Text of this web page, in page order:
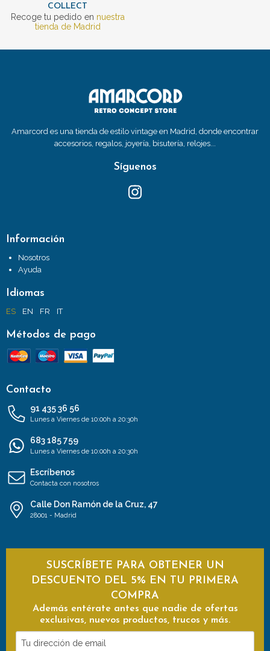
COLLECT
Recoge tu pedido en nuestra
tienda de Madrid
Amarcord es una tienda de estilo vintage en Madrid, donde encontrar
accesorios, regalos, joyería, bisutería, relojes...
Síguenos
Información
Nosotros
Ayuda
Idiomas
ES EN FR IT
Métodos de pago
Contacto
91 435 36 56
Lunes a Viernes de 10:00h a 20:30h
683 185 759
Lunes a Viernes de 10:00h a 20:30h
Escríbenos
Contacta con nosotros
Calle Don Ramón de la Cruz, 47
28001 - Madrid
SUSCRÍBETE PARA OBTENER UN
DESCUENTO DEL 5% EN TU PRIMERA
COMPRA
Además entérate antes que nadie de ofertas
exclusivas, nuevos productos, trucos y más.
Tu